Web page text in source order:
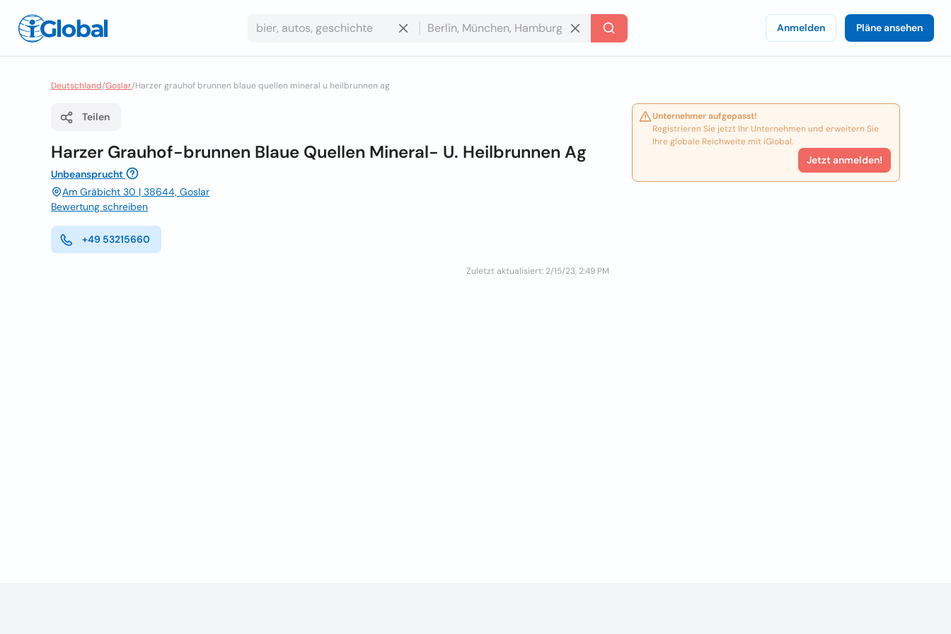
Anmelden Pläne ansehen
Deutschland/Goslar/Harzer grauhof brunnen blaue quellen mineral u heilbrunnen ag
Teilen
Harzer Grauhof-brunnen Blaue Quellen Mineral- U. Heilbrunnen Ag
Unbeansprucht
Am Gräbicht 30 | 38644, Goslar
Bewertung schreiben
+49 53215660
Zuletzt aktualisiert: 2/15/23, 2:49 PM
Unternehmer aufgepasst!
Registrieren Sie jetzt Ihr Unternehmen und erweitern Sie
Ihre globale Reichweite mit iGlobal.
Jetzt anmelden!